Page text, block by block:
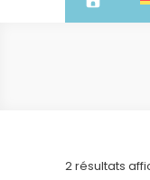
2 résultats